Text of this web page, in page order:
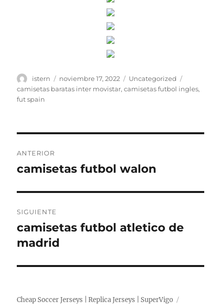
Autor
istern
Publicado
el
noviembre 17, 2022 Categorías
Uncategorized
camisetas baratas inter movistar,camisetas futbol ingles,
fut spain
de
ANTERIOR
Entrada
camisetas futbol walon
SIGUIENTE
Entrada
siguiente:
camisetas futbol atletico de
madrid
Cheap Soccer Jerseys | Replica Jerseys | SuperVigo